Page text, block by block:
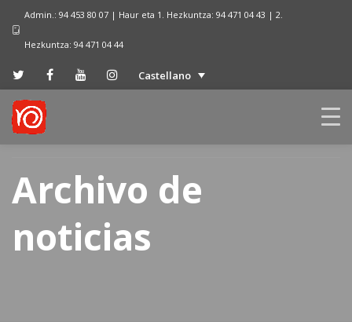
Admin.: 94 453 80 07 | Haur eta 1. Hezkuntza: 94 471 04 43 | 2.
Hezkuntza: 94 471 04 44
Castellano
Archivo de
noticias